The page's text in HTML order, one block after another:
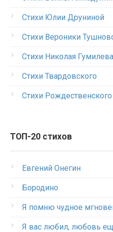
Стихи Юлии Друниной
Стихи Вероники
Стихи Николая Гумилева
Стихи Твардовского
Стихи Рождественского
ТОП-20 стихов
Евгений Онегин
Бородино
Я помню чудное
Я вас любил, любовь